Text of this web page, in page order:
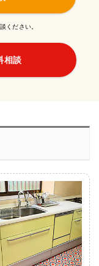
ください。
相談